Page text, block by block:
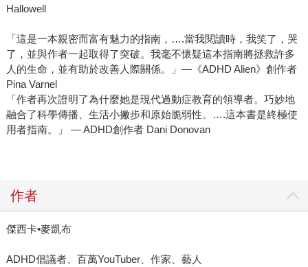
Hallowell
「這是一本親密而富有魅力的指南，….當我閱讀時，我笑了，哭
了，並與作者一起取得了突破。我毫不懷疑這本指南將拯救許多
人的生命，並有助於改善人際關係。」—《ADHD Alien》創作者
Pina Varnel
「作者再次證明了為什麼她是現代過動症教育的領導者。巧妙地
融合了科學傳播、生活小撇步和原始脆弱性。….這本書是終極使
用者指南。」 — ADHD創作者 Dani Donovan
作者
傑西卡•麥凱布
ADHD倡議者、百萬YouTuber、作家、藝人